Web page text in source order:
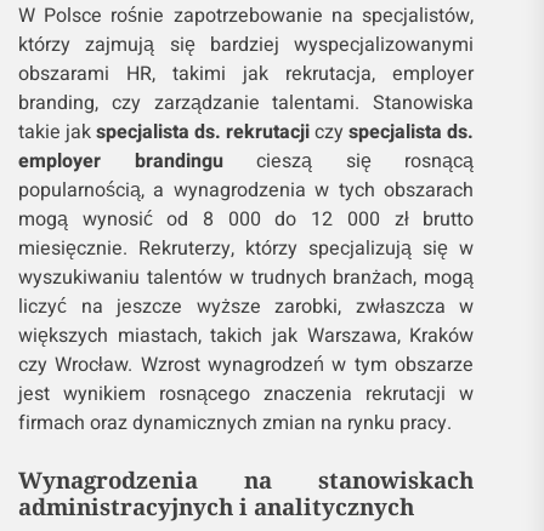
W Polsce rośnie zapotrzebowanie na specjalistów,
którzy zajmują się bardziej wyspecjalizowanymi
obszarami HR, takimi jak rekrutacja, employer
branding, czy zarządzanie talentami. Stanowiska
takie jakspecjalista ds. rekrutacjiczyspecjalista ds.
employer brandingucieszą się rosnącą
popularnością, a wynagrodzenia w tych obszarach
mogą wynosić od 8 000 do 12 000 zł brutto
miesięcznie. Rekruterzy, którzy specjalizują się w
wyszukiwaniu talentów w trudnych branżach, mogą
liczyć na jeszcze wyższe zarobki, zwłaszcza w
większych miastach, takich jak Warszawa, Kraków
czy Wrocław. Wzrost wynagrodzeń w tym obszarze
jest wynikiem rosnącego znaczenia rekrutacji w
firmach oraz dynamicznych zmian na rynku pracy.
Wynagrodzenia na stanowiskach
administracyjnych i analitycznych